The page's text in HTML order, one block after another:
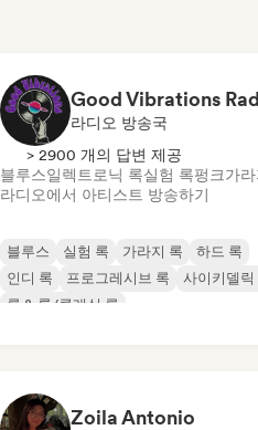
Good Vibrations
라디오 방송국
> 2900 개의 답변 제공
블루스일렉트로닉 록실험 록펑크가
라디오에서 아티스트 방송하기
블루스 실험 록 가라지 록
하드 록
인디 록
프로그레시브 록
사이키델릭
록 & 롤/클래식 록
Zoila Antonio